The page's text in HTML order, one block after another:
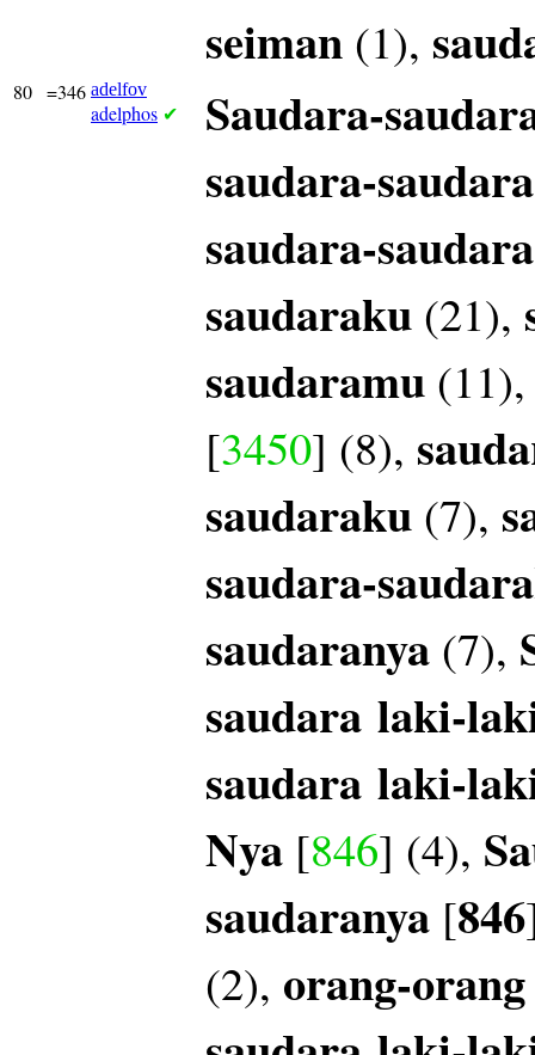
seiman (1),
80 =346 adelfov
adelphos ✔
Saudara-
saudara-saudara
saudara-saudara
saudaraku (21),
saudaramu
[3450] (8),
saudaraku (7),
saudara-
saudaranya (7),
saudara laki-
saudara laki-
Nya [846] (4),
saudaranya [846
(2), orang-orang